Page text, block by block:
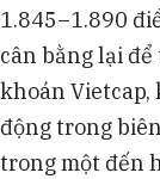
1.845–1.890
cân bằng lại
khoán Vietcap,
động trong
trong một đến